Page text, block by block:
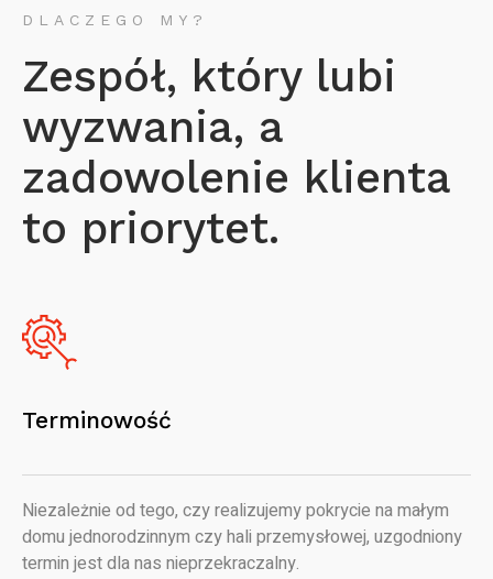
DLACZEGO MY?
Zespół, który lubi
wyzwania, a
zadowolenie klienta
to priorytet.
Terminowość
Niezależnie od tego, czy realizujemy pokrycie na małym
domu jednorodzinnym czy hali przemysłowej, uzgodniony
termin jest dla nas nieprzekraczalny.